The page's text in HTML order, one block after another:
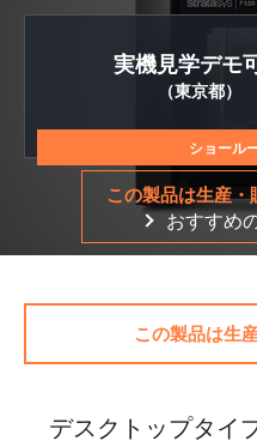
実機見学デモ
（東京都）
ショール
この製品は生産
おすすめ
この製品は生
デスクトップタイ